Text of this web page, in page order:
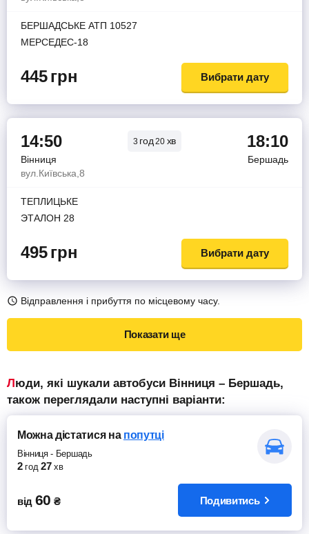
БЕРШАДСЬКЕ АТП 10527
МЕРСЕДЕС-18
445грн Вибрати дату
14:50 3 год20 хв 18:10
Вінниця
Бершадь
вул.Київська,8
ТЕПЛИЦЬКЕ
ЭТАЛОН 28
495грн Вибрати дату
Відправлення і прибуття по місцевому часу.
Показати ще
Люди, які шукали автобуси Вінниця – Бершадь,
також переглядали наступні варіанти:
Можна дістатисяна попутці
Вінниця- Бершадь
2 год 27 хв
від 60 ₴ Подивитись